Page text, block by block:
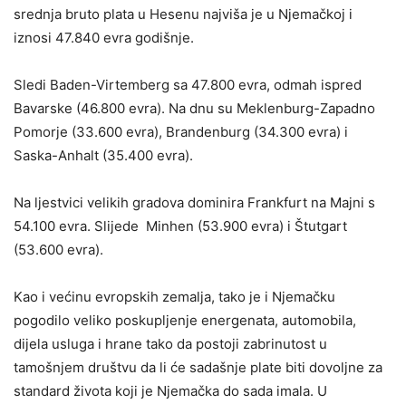
srednja bruto plata u Hesenu najviša je u Njemačkoj i
iznosi 47.840 evra godišnje.
Sledi Baden-Virtemberg sa 47.800 evra, odmah ispred
Bavarske (46.800 evra). Na dnu su Meklenburg-Zapadno
Pomorje (33.600 evra), Brandenburg (34.300 evra) i
Saska-Anhalt (35.400 evra).
Na ljestvici velikih gradova dominira Frankfurt na Majni s
54.100 evra. Slijede Minhen (53.900 evra) i Štutgart
(53.600 evra).
Kao i većinu evropskih zemalja, tako je i Njemačku
pogodilo veliko poskupljenje energenata, automobila,
dijela usluga i hrane tako da postoji zabrinutost u
tamošnjem društvu da li će sadašnje plate biti dovoljne za
standard života koji je Njemačka do sada imala. U